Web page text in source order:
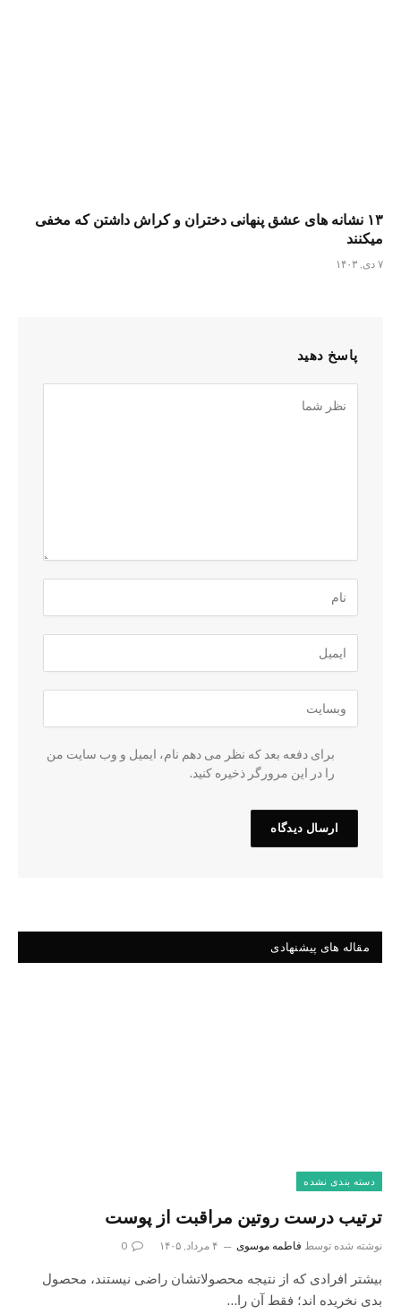
۱۳ نشانه های عشق پنهانی دختران و کراش داشتن که مخفی
میکنند
۷ دی, ۱۴۰۳
پاسخ دهید
برای دفعه بعد که نظر می دهم نام، ایمیل و وب سایت من
را در این مرورگر ذخیره کنید.
مقاله های پیشنهادی
دسته بندی نشده
ترتیب درست روتین مراقبت از پوست
نوشته شده توسط فاطمه موسوی ۴ مرداد, ۱۴۰۵ 0
بیشتر افرادی که از نتیجه محصولاتشان راضی نیستند، محصول
بدی نخریده اند؛ فقط آن را…